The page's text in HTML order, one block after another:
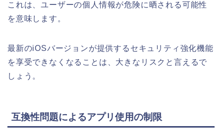
これは、ユーザーの個人情報が危険に晒される可能性
を意味します。
最新のiOSバージョンが提供するセキュリティ強化機能
を享受できなくなることは、大きなリスクと言えるで
しょう。
互換性問題によるアプリ使用の制限